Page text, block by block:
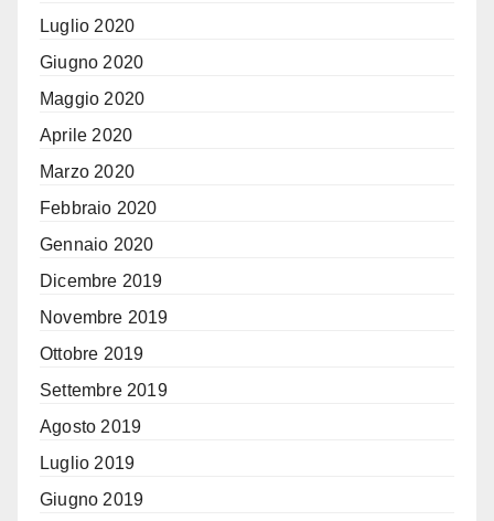
Luglio 2020
Giugno 2020
Maggio 2020
Aprile 2020
Marzo 2020
Febbraio 2020
Gennaio 2020
Dicembre 2019
Novembre 2019
Ottobre 2019
Settembre 2019
Agosto 2019
Luglio 2019
Giugno 2019